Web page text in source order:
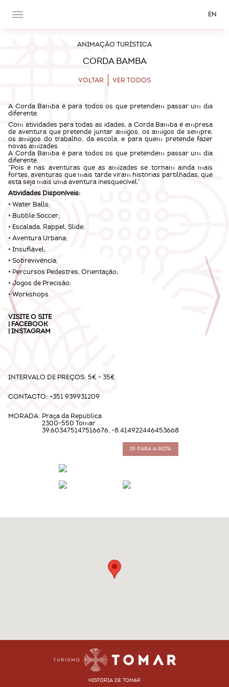
EN
ANIMAÇÃO TURÍSTICA
CORDA BAMBA
VOLTAR VER TODOS
A Corda Bamba é para todos os que pretendem passar um dia
diferente.
Com atividades para todas as idades, a Corda Bamba é empresa
de aventura que pretende juntar amigos, os amigos de sempre,
os amigos do trabalho, da escola, e para quem pretende fazer
novas amizades.
A Corda Bamba é para todos os que pretendem passar um dia
diferente.
“Pois é nas aventuras que as amizades se tornam ainda mais
fortes, aventuras que mais tarde viram histórias partilhadas, que
esta seja mais uma aventura inesquecível.”
Atividades Disponíveis:
• Water Balls;
• Bubble Soccer;
• Escalada, Rappel, Slide;
• Aventura Urbana;
• Insuflável;
• Sobrevivência;
• Percursos Pedestres, Orientação;
• Jogos de Precisão;
• Workshops.
VISITE OSITE
| FACEBOOK
|INSTAGRAM
INTERVALO DE PREÇOS: 5€ - 35€
CONTACTO: +351 939931209
MORADA: Praça da República
2300-550 Tomar
39.603475147516676, -8.414922446453668
IR PARA A ROTA
HISTÓRIA DE TOMAR